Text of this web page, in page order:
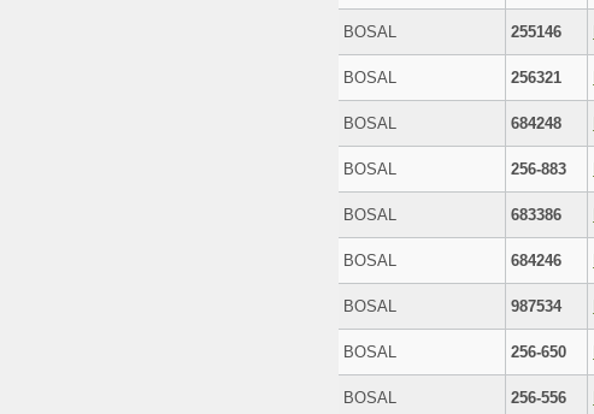
BOSAL 255146
BOSAL 256321
BOSAL 684248
BOSAL 256-883
BOSAL 683386
BOSAL 684246
BOSAL 987534
BOSAL 256-650
BOSAL 256-556